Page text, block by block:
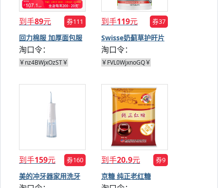
到手89元 券111
回力棉服 加厚面包服
淘口令：
￥nz4BWjxOzST￥
到手119元 券37
Swisse奶蓟草护旰片
120片
淘口令：
￥FVL0WjxnoGQ￥
到手159元 券160
美的冲牙器家用洗牙
到手20.9元 券9
京糖 纯正老红糖